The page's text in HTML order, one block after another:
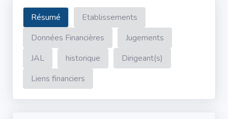
Résumé
Etablissements
Données Financières
Jugements
JAL
historique
Dirigeant(s)
Liens financiers